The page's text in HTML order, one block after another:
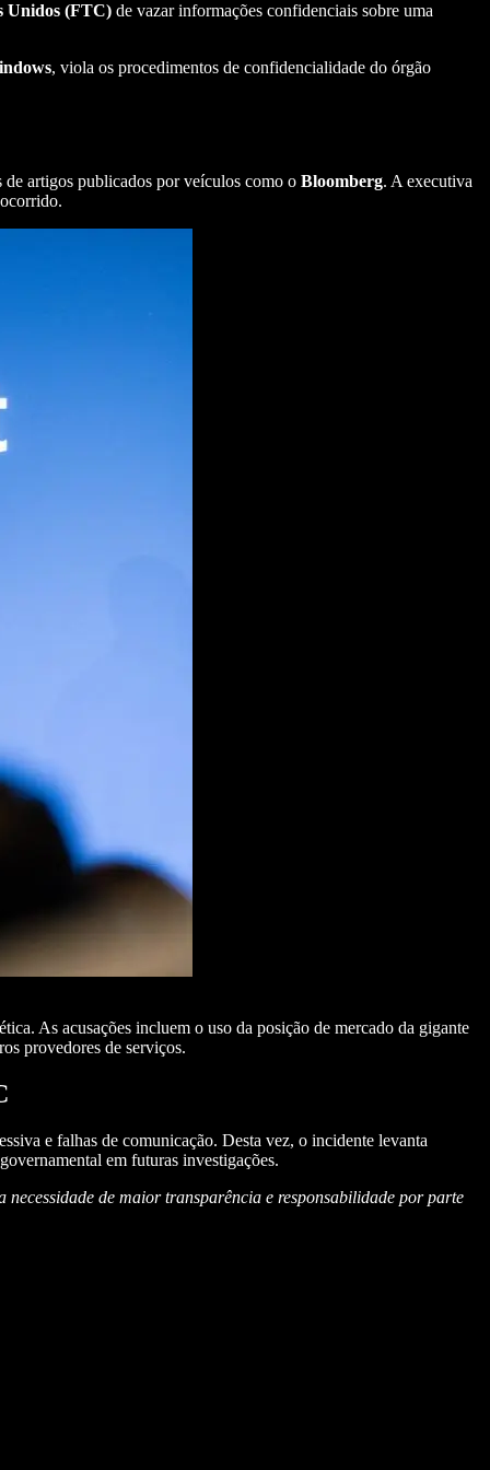
Unidos (FTC) de vazar informações confidenciais sobre uma
, viola os procedimentos de confidencialidade do órgão
de artigos publicados por veículos como o Bloomberg. A executiva
As acusações incluem o uso da posição de mercado da gigante
provedores de serviços.
e falhas de comunicação. Desta vez, o incidente levanta
em futuras investigações.
necessidade de maior transparência e responsabilidade por parte